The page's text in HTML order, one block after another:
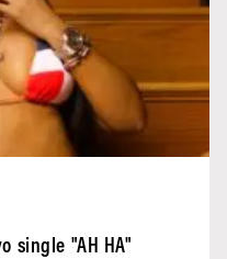
single "AH HA"